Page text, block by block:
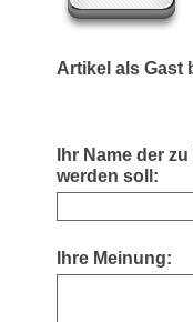
Artikel als Gast
Ihr Name der
werden soll:
Ihre Meinung: